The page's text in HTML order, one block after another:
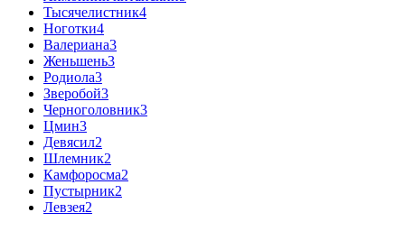
Тысячелистник4
Ноготки4
Валериана3
Женьшень3
Родиола3
Зверобой3
Черноголовник3
Цмин3
Девясил2
Шлемник2
Камфоросма2
Пустырник2
Левзея2